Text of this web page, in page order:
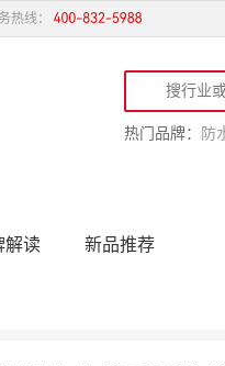
热线：
热门品牌： 防
解读 新品推荐